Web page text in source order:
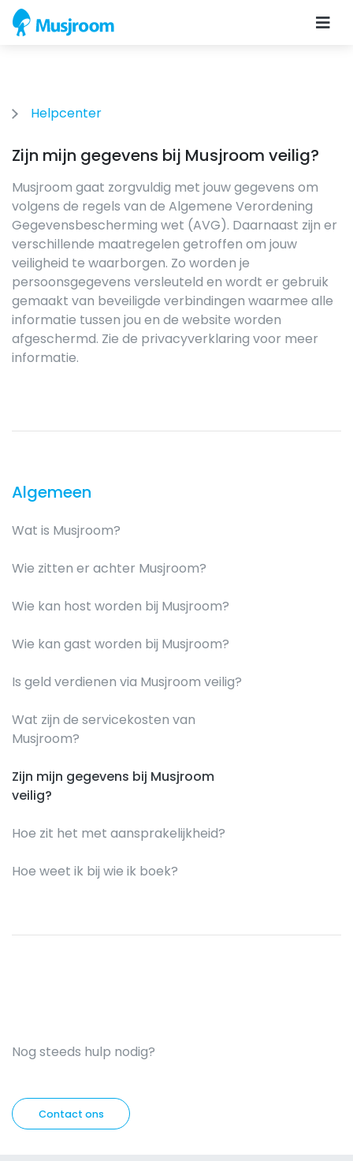
Helpcenter
Algemeen
Wat is Musjroom?
Wie zitten er achter Musjroom?
Wie kan host worden bij Musjroom?
Wie kan gast worden bij Musjroom?
Is geld verdienen via Musjroom veilig?
Wat zijn de servicekosten van
Musjroom?
Zijn mijn gegevens bij Musjroom
veilig?
Hoe zit het met aansprakelijkheid?
Hoe weet ik bij wie ik boek?
Zijn mijn gegevens bij Musjroom veilig?
Musjroom gaat zorgvuldig met jouw gegevens om
volgens de regels van de Algemene Verordening
Gegevensbescherming wet (AVG). Daarnaast zijn er
verschillende maatregelen getroffen om jouw
veiligheid te waarborgen. Zo worden je
persoonsgegevens versleuteld en wordt er gebruik
gemaakt van beveiligde verbindingen waarmee alle
informatie tussen jou en de website worden
afgeschermd. Zie de privacyverklaring voor meer
informatie.
Nog steeds hulp nodig?
Contact ons